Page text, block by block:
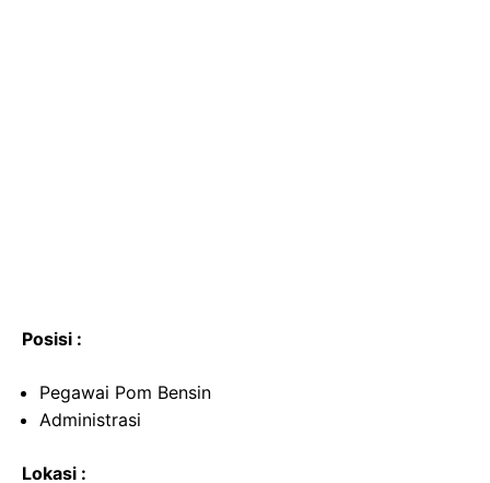
Posisi :
Pegawai Pom Bensin
Administrasi
Lokasi :